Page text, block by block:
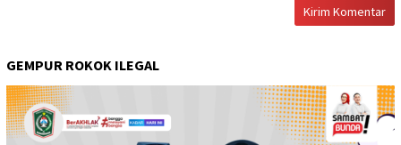
GEMPUR ROKOK ILEGAL